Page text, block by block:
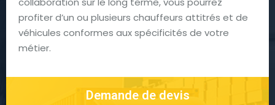
profiter d’un ou plusieurs chauffeurs attitrés et de
véhicules conformes aux spécificités de votre
métier.
Demande de devis